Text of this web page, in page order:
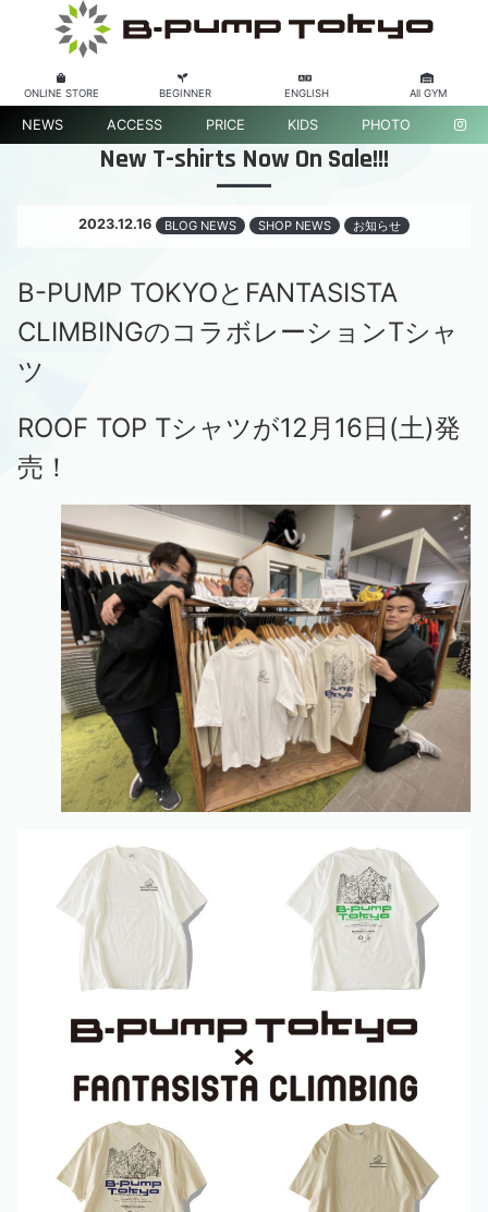
ONLINE STORE BEGINNER ENGLISH All GYM
NEWS ACCESS PRICE KIDS PHOTO
New T-shirts Now On Sale!!!
2023.12.16 BLOG NEWS SHOP NEWS お知らせ
B-PUMP TOKYOとFANTASISTA
CLIMBINGのコラボレーションTシャ
ツ
ROOF TOP Tシャツが12月16日(土)発
売！